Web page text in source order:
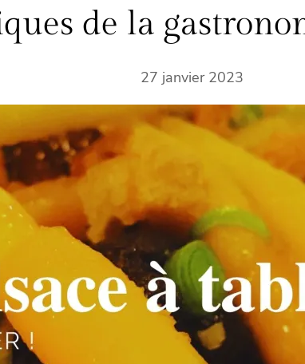
de la
27 janvier 2023